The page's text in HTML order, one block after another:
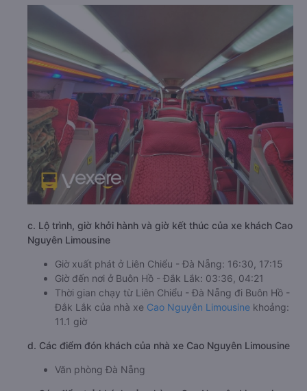
c. Lộ trình, giờ khởi hành và giờ kết thúc của xe khách Cao
Nguyên Limousine
Giờ xuất phát ở Liên Chiểu - Đà Nẵng: 16:30, 17:15
Giờ đến nơi ở Buôn Hồ - Đắk Lắk: 03:36, 04:21
Thời gian chạy từ Liên Chiểu - Đà Nẵng đi Buôn Hồ -
Đắk Lắk của nhà xe Cao Nguyên Limousine khoảng:
11.1 giờ
d. Các điểm đón khách của nhà xe Cao Nguyên Limousine
Văn phòng Đà Nẵng